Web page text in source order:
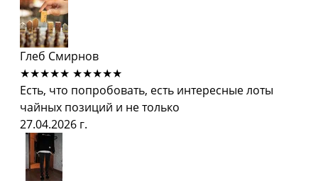
Глеб Смирнов
★★★★★ ★★★★★
Есть, что попробовать, есть интересные лоты
чайных позиций и не только
27.04.2026 г.